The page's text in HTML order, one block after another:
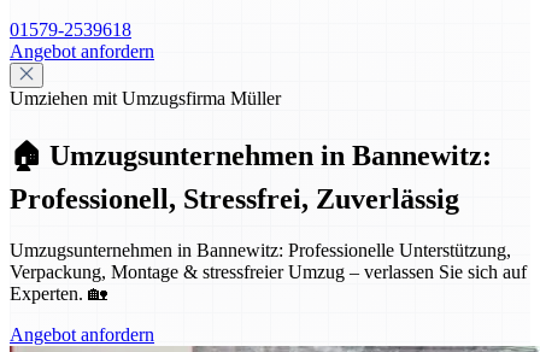
01579-2539618
Angebot anfordern
Umziehen mit Umzugsfirma Müller
🏠 Umzugsunternehmen in Bannewitz:
Professionell, Stressfrei, Zuverlässig
Umzugsunternehmen in Bannewitz: Professionelle Unterstützung,
Verpackung, Montage & stressfreier Umzug – verlassen Sie sich auf
Experten. 🏡
Angebot anfordern